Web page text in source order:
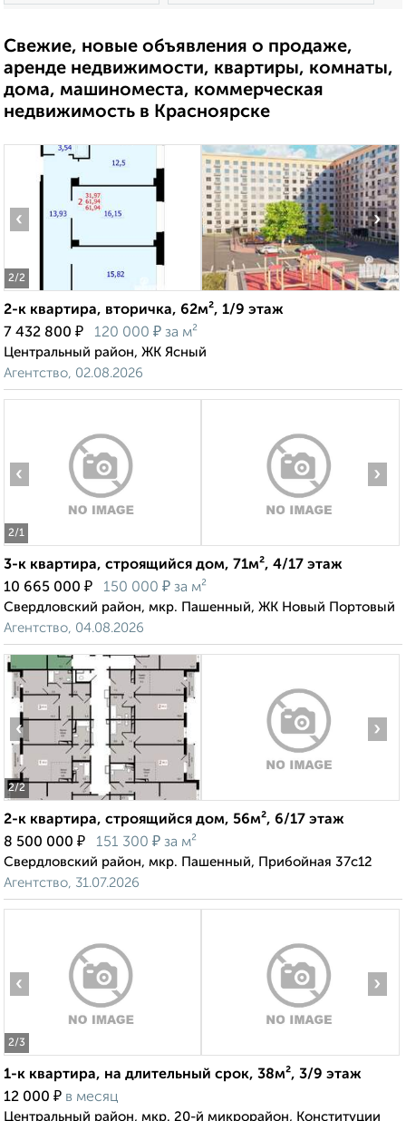
Свежие, новые объявления о продаже,
аренде недвижимости, квартиры, комнаты,
дома, машиноместа, коммерческая
недвижимость в Красноярске
2/2
‹ ›
2-к квартира, вторичка, 62м², 1/9 этаж
7 432 800 ₽ 120 000 ₽ за м²
Центральный район, ЖК Ясный
Агентство, 02.08.2026
2/1
‹ ›
3-к квартира, строящийся дом, 71м², 4/17 этаж
10 665 000 ₽ 150 000 ₽ за м²
Свердловский район, мкр. Пашенный, ЖК Новый Портовый
Агентство, 04.08.2026
2/2
‹ ›
2-к квартира, строящийся дом, 56м², 6/17 этаж
8 500 000 ₽ 151 300 ₽ за м²
Свердловский район, мкр. Пашенный, Прибойная 37с12
Агентство, 31.07.2026
2/3
‹ ›
1-к квартира, на длительный срок, 38м², 3/9 этаж
12 000 ₽ в месяц
Центральный район, мкр. 20-й микрорайон, Конституции